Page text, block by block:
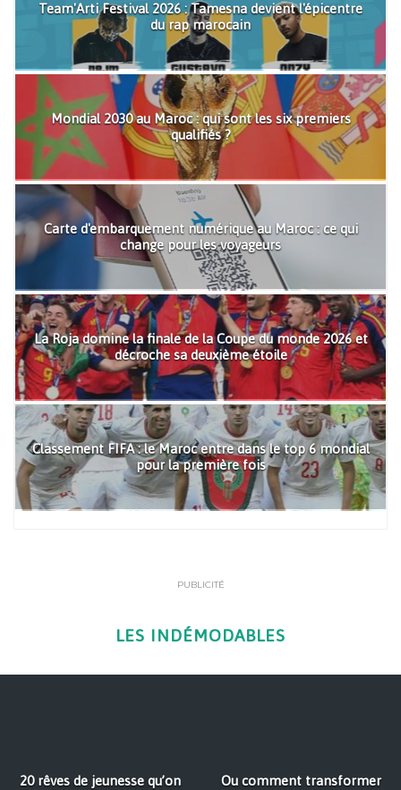
Team'Arti Festival 2026 : Tamesna devient l'épicentre
du rap marocain
Mondial 2030 au Maroc : qui sont les six premiers
qualifiés ?
Carte d'embarquement numérique au Maroc : ce qui
change pour les voyageurs
La Roja domine la finale de la Coupe du monde 2026 et
décroche sa deuxième étoile
Classement FIFA : le Maroc entre dans le top 6 mondial
pour la première fois
PUBLICITÉ
LES INDÉMODABLES
20 rêves de jeunesse qu’on
Ou comment transformer